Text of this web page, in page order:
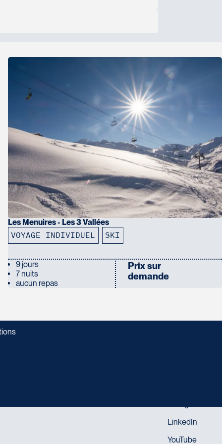
de voyage) qui s’applique aux
formulaire en ligneavant
environ 10 minutes avec des champs
l’expérience professionnelle et la
en Europe. Seuls les voyageurs de 18 à 70
ceux-ci devront tout de même remplir la
de votre passeport selon la première
Les Menuires - Les 3 Vallées
VOYAGE INDIVIDUEL SKI
9 jours
7 nuits
aucun repas
Prix sur
demande